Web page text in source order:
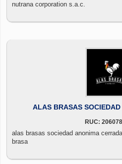
nutrana corporation s.a.c.
ALAS BRASAS
RUC:
alas brasas sociedad anonima
brasa